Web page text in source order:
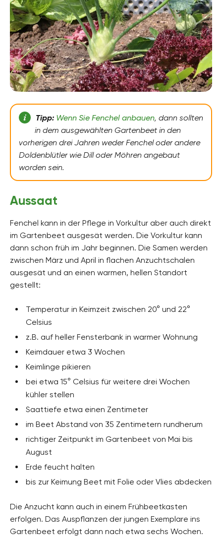
Tipp: Wenn Sie Fenchel anbauen, dann sollten
in dem ausgewählten Gartenbeet in den
vorherigen drei Jahren weder Fenchel oder andere
Doldenblütler wie Dill oder Möhren angebaut
worden sein.
Aussaat
Fenchel kann in der Pflege in Vorkultur aber auch direkt
im Gartenbeet ausgesät werden. Die Vorkultur kann
dann schon früh im Jahr beginnen. Die Samen werden
zwischen März und April in flachen Anzuchtschalen
ausgesät und an einen warmen, hellen Standort
gestellt:
Temperatur in Keimzeit zwischen 20° und 22°
Celsius
z.B. auf heller Fensterbank in warmer Wohnung
Keimdauer etwa 3 Wochen
Keimlinge pikieren
bei etwa 15° Celsius für weitere drei Wochen
kühler stellen
Saattiefe etwa einen Zentimeter
im Beet Abstand von 35 Zentimetern rundherum
richtiger Zeitpunkt im Gartenbeet von Mai bis
August
Erde feucht halten
bis zur Keimung Beet mit Folie oder Vlies abdecken
Die Anzucht kann auch in einem Frühbeetkasten
erfolgen. Das Auspflanzen der jungen Exemplare ins
Gartenbeet erfolgt dann nach etwa sechs Wochen.